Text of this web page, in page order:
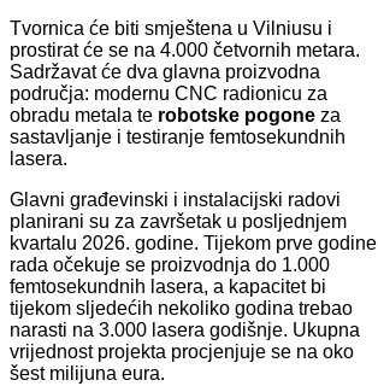
Tvornica će biti smještena u Vilniusu i
prostirat će se na 4.000 četvornih metara.
Sadržavat će dva glavna proizvodna
područja: modernu CNC radionicu za
obradu metala te robotske pogone za
sastavljanje i testiranje femtosekundnih
lasera.
Glavni građevinski i instalacijski radovi
planirani su za završetak u posljednjem
kvartalu 2026. godine. Tijekom prve godine
rada očekuje se proizvodnja do 1.000
femtosekundnih lasera, a kapacitet bi
tijekom sljedećih nekoliko godina trebao
narasti na 3.000 lasera godišnje. Ukupna
vrijednost projekta procjenjuje se na oko
šest milijuna eura.